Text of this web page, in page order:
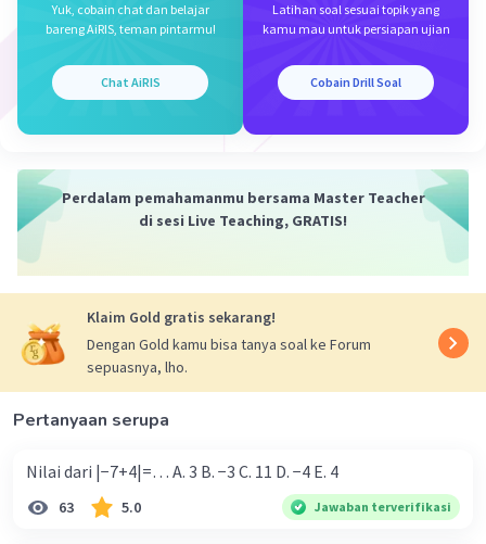
Yuk, cobain chat dan belajar
bareng AiRIS, teman pintarmu!
Chat AiRIS
Latihan soal sesuai topik yang
kamu mau untuk persiapan ujian
Cobain Drill Soal
Perdalam pemahamanmu bersama Master Teacher
di sesi Live Teaching, GRATIS!
Klaim Gold gratis sekarang!
Dengan Gold kamu bisa tanya soal ke Forum
sepuasnya, lho.
Pertanyaan serupa
Nilai dari |−7+4|=… A. 3 B. −3 C. 11 D. −4 E. 4
63 5.0 Jawaban terverifikasi